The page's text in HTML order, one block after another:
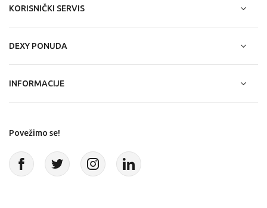
KORISNIČKI SERVIS
DEXY PONUDA
INFORMACIJE
Povežimo se!